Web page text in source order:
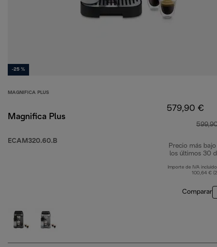
-25 %
MAGNIFICA PLUS
Magnifica Plus
ECAM320.60.B
579,90 €
Precio más bajo
los últimos 30
Importe de IVA
100,64 €
Comparar